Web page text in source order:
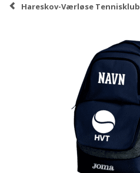
Hareskov-Værløse Tennisklub